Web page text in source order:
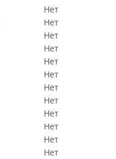
Нет
Нет
Нет
Нет
Нет
Нет
Нет
Нет
Нет
Нет
Нет
Нет